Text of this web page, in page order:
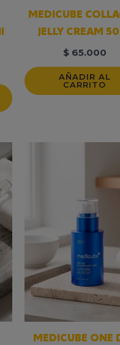
MEDICUBE
JELLY CREAM
$65.000
AÑADIR AL
CARRITO
MEDICUBE ONE